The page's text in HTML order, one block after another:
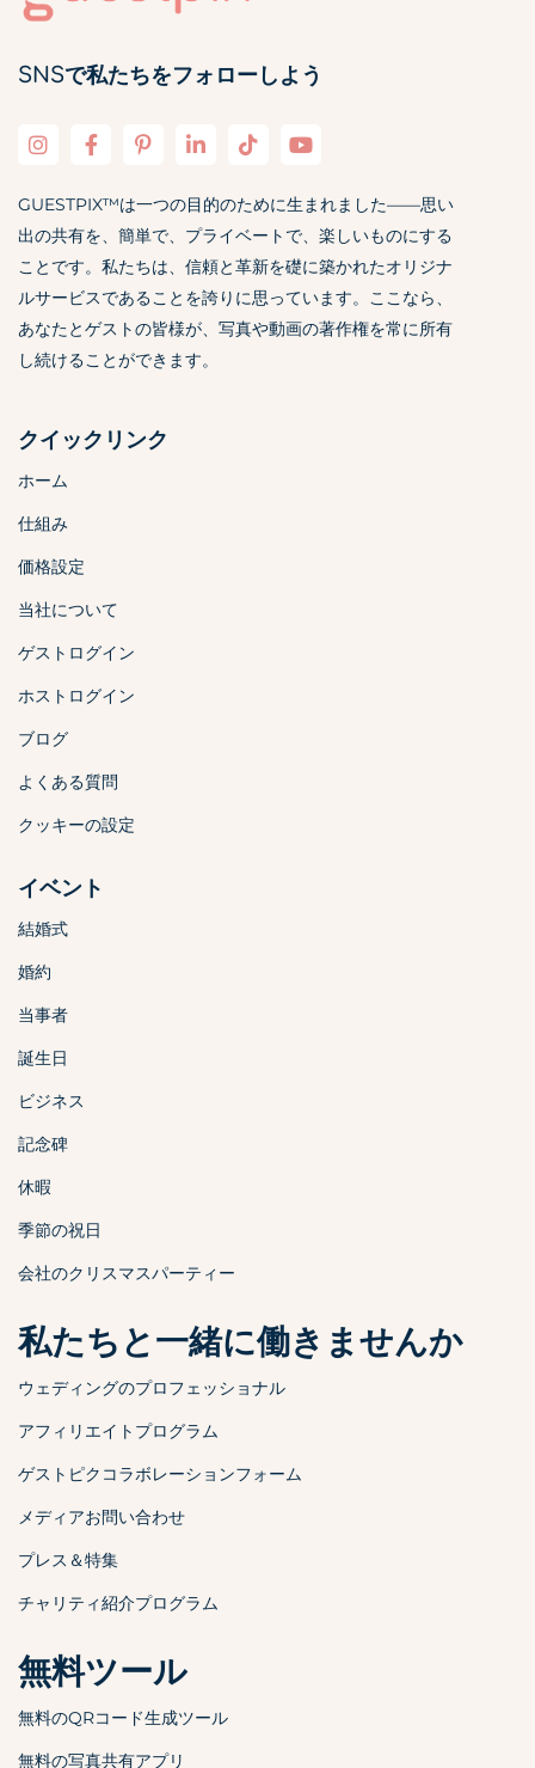
SNSで私たちをフォローしよう
GUESTPIX™は一つの目的のために生まれました——思い
出の共有を、簡単で、プライベートで、楽しいものにする
ことです。私たちは、信頼と革新を礎に築かれたオリジナ
ルサービスであることを誇りに思っています。ここなら、
あなたとゲストの皆様が、写真や動画の著作権を常に所有
し続けることができます。
クイックリンク
ホーム
仕組み
価格設定
当社について
ゲストログイン
ホストログイン
ブログ
よくある質問
クッキーの設定
イベント
結婚式
婚約
当事者
誕生日
ビジネス
記念碑
休暇
季節の祝日
会社のクリスマスパーティー
私たちと一緒に働きませんか
ウェディングのプロフェッショナル
アフィリエイトプログラム
ゲストピクコラボレーションフォーム
メディアお問い合わせ
プレス＆特集
チャリティ紹介プログラム
無料ツール
無料のQRコード生成ツール
無料の写真共有アプリ